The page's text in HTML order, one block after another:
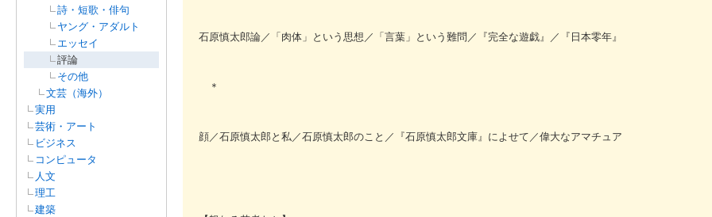
詩・短歌・俳句
ヤング・アダルト
エッセイ
評論
その他
文芸（海外）
実用
芸術・アート
ビジネス
コンピュータ
人文
理工
建築
石原慎太郎論／「肉体」という思想／「言葉」という難問／『完全な遊戯』／『日本零年』
＊
顔／石原慎太郎と私／石原慎太郎のこと／『石原慎太郎文庫』によせて／偉大なアマチュア